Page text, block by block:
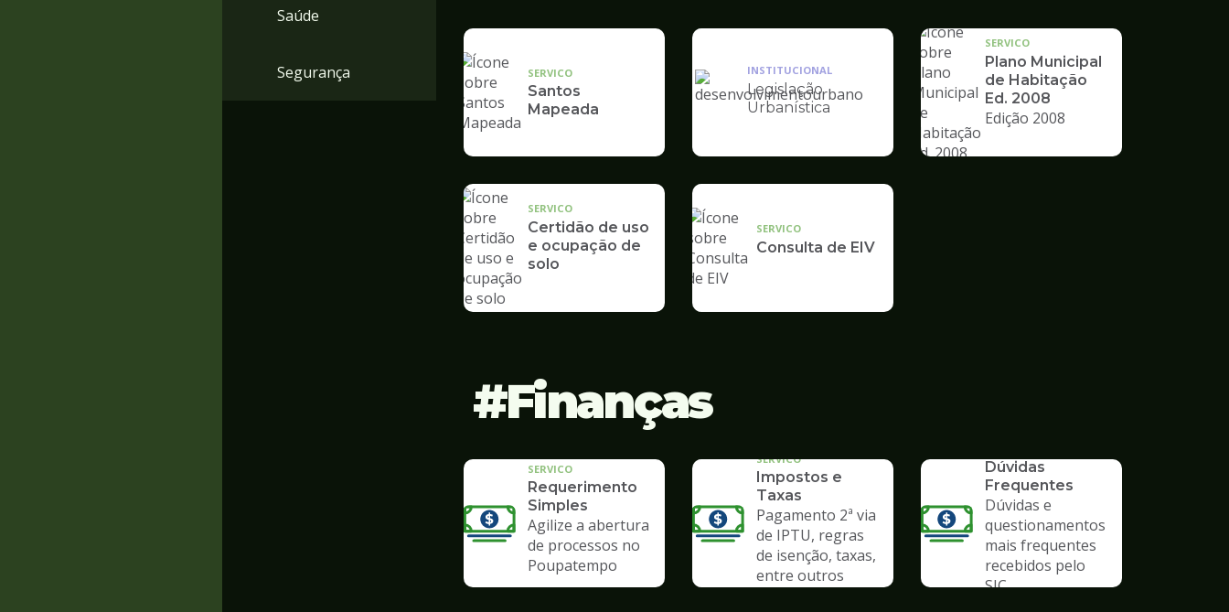
Saúde
Segurança SERVICO
Santos
Mapeada
Ilustração
de
Desenvolvimento
INSTITUCIONAL
Legislação
Urbanística
SERVICO
Plano Municipal
de Habitação
Ed. 2008
Edição 2008
SERVICO
Certidão de uso
e ocupação de
solo
SERVICO
Consulta de EIV
Finanças
SERVICO
Requerimento
Simples
Agilize a abertura
de processos no
Poupatempo
SERVICO
Impostos e
Taxas
Pagamento 2ª via
de IPTU, regras
de isenção, taxas,
entre outros
Dúvidas
Frequentes
Dúvidas e
questionamentos
mais frequentes
recebidos pelo
SIC
SERVICO